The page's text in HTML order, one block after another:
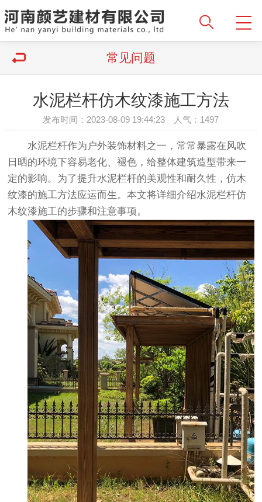
常见问题
水泥栏杆仿木纹漆施工方法
发布时间：2023-08-09 19:44:23 人气：1497
水泥栏杆作为户外装饰材料之一，常常暴露在风吹
日晒的环境下容易老化、褪色，给整体建筑造型带来一
定的影响。为了提升水泥栏杆的美观性和耐久性，仿木
纹漆的施工方法应运而生。本文将详细介绍水泥栏杆仿
木纹漆施工的步骤和注意事项。